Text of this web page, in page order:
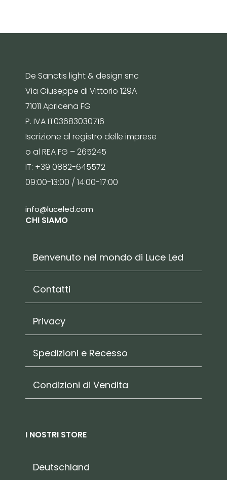
De Sanctis light & design snc
Via Giuseppe di Vittorio 129A
71011 Apricena FG
P. IVA IT03683030716
Iscrizione al registro delle imprese
o al REA FG – 265245
IT: +39 0882-645572
09:00-13:00 / 14:00-17:00
info@luceled.com
CHI SIAMO
Benvenuto nel mondo di Luce Led
Contatti
Privacy
Spedizioni e Recesso
Condizioni di Vendita
I NOSTRI STORE
Deutschland